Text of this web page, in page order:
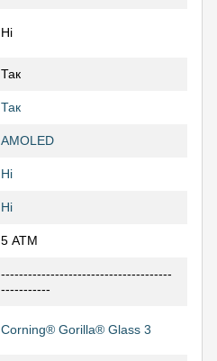
Ні
Так
Так
AMOLED
Ні
Ні
5 АТМ
--------------------------------------
-----------
Corning® Gorilla® Glass 3